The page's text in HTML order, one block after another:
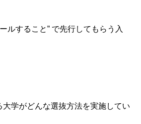
ルすること” で先行してもらう入
学がどんな選抜方法を実施してい